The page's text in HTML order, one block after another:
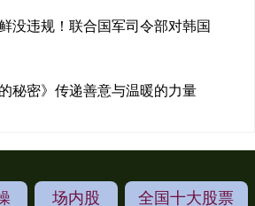
没违规！联合国军司令部对韩国
秘密》传递善意与温暖的力量
场内股 全国十大股票